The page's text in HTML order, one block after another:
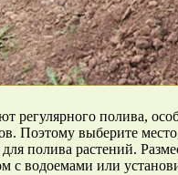
регулярного полива,
Поэтому выберите
полива растений.
с водоемами или